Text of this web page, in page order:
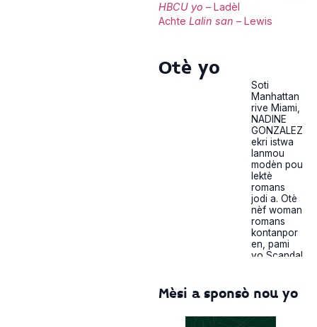
HBCU yo – Ladèl
Achte Lalin san – Lewis
Otè yo
Soti
Manhattan
rive Miami,
NADINE
GONZALEZ
ekri istwa
lanmou
modèn pou
lektè
romans
jodi a. Otè
nèf woman
romans
kontanpor
en, pami
yo Scandal
What
Happens In
dènye
Mèsi a sponsò nou yo